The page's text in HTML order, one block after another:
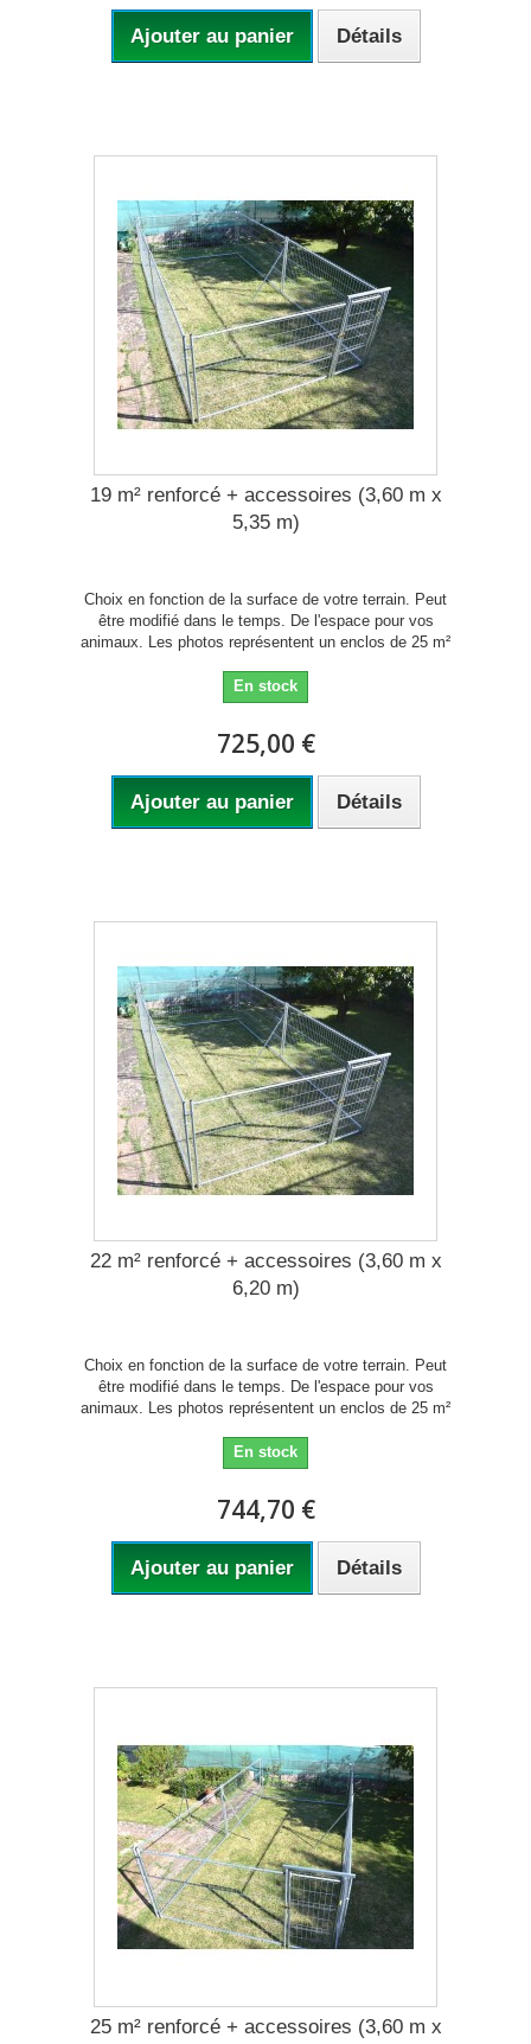
Ajouter au panier Détails
19 m² renforcé + accessoires (3,60 m x
5,35 m)
Choix en fonction de la surface de votre terrain. Peut
être modifié dans le temps. De l'espace pour vos
animaux. Les photos représentent un enclos de 25 m²
En stock
725,00 €
Ajouter au panier Détails
22 m² renforcé + accessoires (3,60 m x
6,20 m)
Choix en fonction de la surface de votre terrain. Peut
être modifié dans le temps. De l'espace pour vos
animaux. Les photos représentent un enclos de 25 m²
En stock
744,70 €
Ajouter au panier Détails
25 m² renforcé + accessoires (3,60 m x